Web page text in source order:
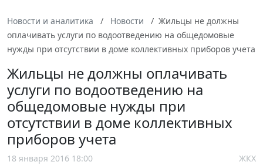
Новости и аналитика Новости
Жильцы не должны
оплачивать услуги по водоотведению на общедомовые
нужды при отсутствии в доме коллективных приборов учета
Жильцы не должны оплачивать
услуги по водоотведению на
общедомовые нужды при
отсутствии в доме коллективных
приборов учета
18 января 2016 18:00 ЖКХ